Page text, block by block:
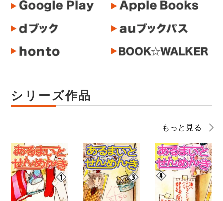
シリーズ作品
もっと見る